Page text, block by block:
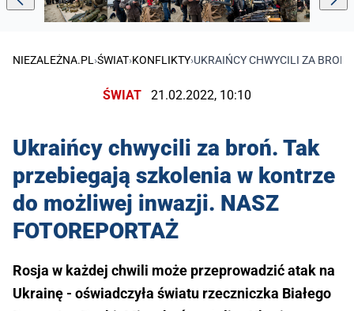
NIEZALEŻNA.PL ›ŚWIAT›KONFLIKTY›UKRAIŃCY CHWYCILI ZA
ŚWIAT 21.02.2022, 10:10
Ukraińcy chwycili za broń. Tak
przebiegają szkolenia w kontrze
do możliwej inwazji. NASZ
FOTOREPORTAŻ
Rosja w każdej chwili może przeprowadzić atak na
Ukrainę - oświadczyła światu rzeczniczka Białego